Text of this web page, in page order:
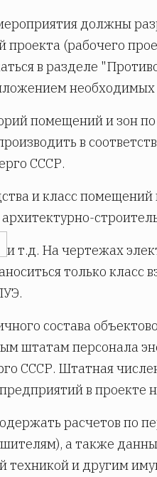
должны
проекта (рабочего
в разделе
помещений и зон
в
СССР.
и класс
архитектурно-
и т.д. На чертежах
только класс
состава
штатам персонала
СССР. Штатная
в проекте
расчетов по
а также
и другим